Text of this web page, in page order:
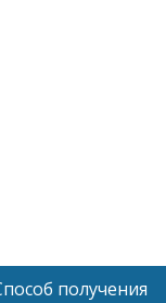
получения